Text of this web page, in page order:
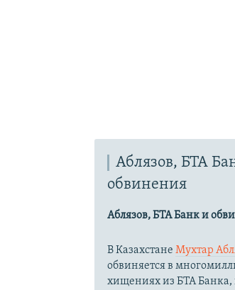
Аблязов, БТА
обвинения
Аблязов, БТА Банк и
В Казахстане Мухтар
обвиняется в
хищениях из БТА Банка,